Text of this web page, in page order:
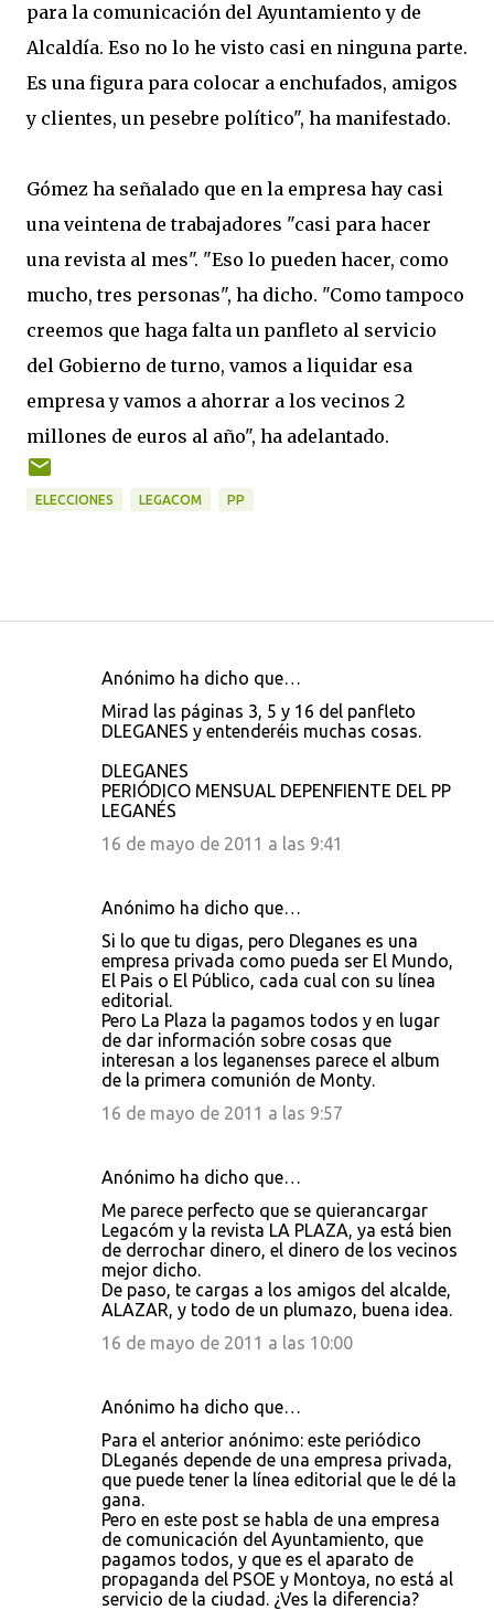
para la comunicación del Ayuntamiento y de
Alcaldía. Eso no lo he visto casi en ninguna parte.
Es una figura para colocar a enchufados, amigos
y clientes, un pesebre político", ha manifestado.
Gómez ha señalado que en la empresa hay casi
una veintena de trabajadores "casi para hacer
una revista al mes". "Eso lo pueden hacer, como
mucho, tres personas", ha dicho. "Como tampoco
creemos que haga falta un panfleto al servicio
del Gobierno de turno, vamos a liquidar esa
empresa y vamos a ahorrar a los vecinos 2
millones de euros al año", ha adelantado.
ELECCIONES LEGACOM PP
Anónimo ha dicho que…
Mirad las páginas 3, 5 y 16 del panfleto
DLEGANES y entenderéis muchas cosas.
DLEGANES
PERIÓDICO MENSUAL DEPENFIENTE DEL PP
LEGANÉS
16 de mayo de 2011 a las 9:41
Anónimo ha dicho que…
Si lo que tu digas, pero Dleganes es una
empresa privada como pueda ser El Mundo,
El Pais o El Público, cada cual con su línea
editorial.
Pero La Plaza la pagamos todos y en lugar
de dar información sobre cosas que
interesan a los leganenses parece el album
de la primera comunión de Monty.
16 de mayo de 2011 a las 9:57
Anónimo ha dicho que…
Me parece perfecto que se quierancargar
Legacóm y la revista LA PLAZA, ya está bien
de derrochar dinero, el dinero de los vecinos
mejor dicho.
De paso, te cargas a los amigos del alcalde,
ALAZAR, y todo de un plumazo, buena idea.
16 de mayo de 2011 a las 10:00
Anónimo ha dicho que…
Para el anterior anónimo: este periódico
DLeganés depende de una empresa privada,
que puede tener la línea editorial que le dé la
gana.
Pero en este post se habla de una empresa
de comunicación del Ayuntamiento, que
pagamos todos, y que es el aparato de
propaganda del PSOE y Montoya, no está al
servicio de la ciudad. ¿Ves la diferencia?